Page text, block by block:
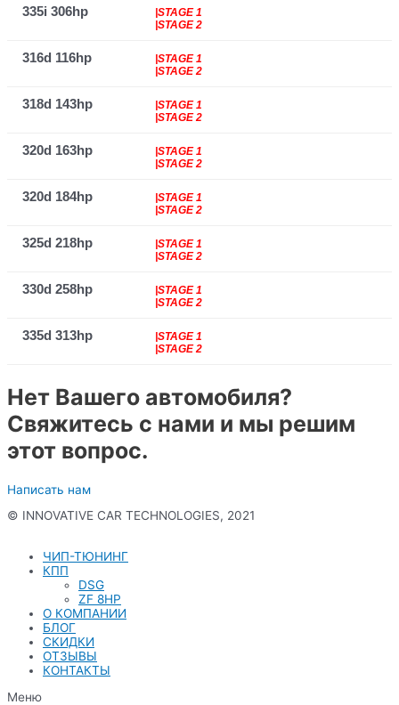
335i 306hp
|STAGE 1
|STAGE 2
316d 116hp
|STAGE 1
|STAGE 2
318d 143hp
|STAGE 1
|STAGE 2
320d 163hp
|STAGE 1
|STAGE 2
320d 184hp
|STAGE 1
|STAGE 2
325d 218hp
|STAGE 1
|STAGE 2
330d 258hp
|STAGE 1
|STAGE 2
335d 313hp
|STAGE 1
|STAGE 2
Нет Вашего автомобиля?
Свяжитесь с нами и мы решим
этот вопрос.
Написать нам
© INNOVATIVE CAR TECHNOLOGIES, 2021
ЧИП-ТЮНИНГ
КПП
DSG
ZF 8HP
О КОМПАНИИ
БЛОГ
СКИДКИ
ОТЗЫВЫ
КОНТАКТЫ
Меню